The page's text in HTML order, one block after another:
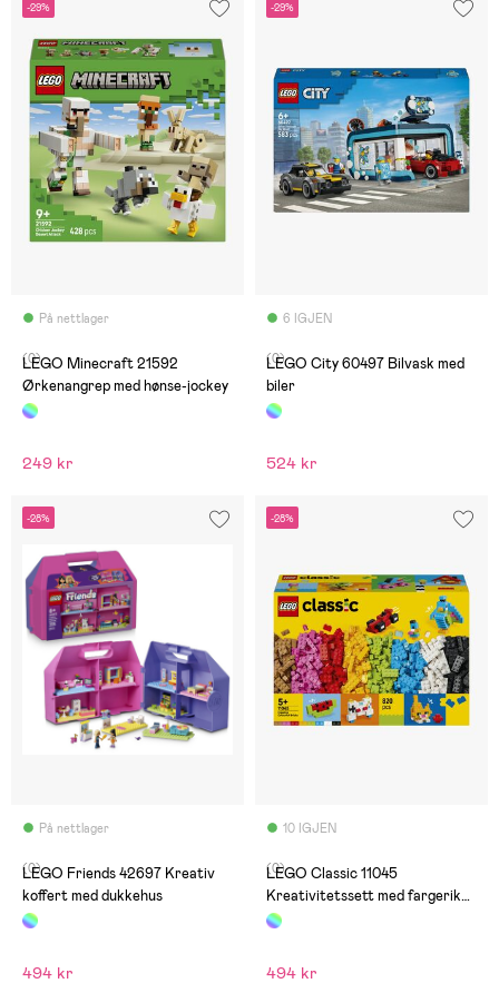
-29%
På nettlager
(0)
LEGO Minecraft 21592
Ørkenangrep med hønse-jockey
249 kr
-29%
6 IGJEN
(0)
LEGO City 60497 Bilvask med
biler
524 kr
-28%
På nettlager
(0)
LEGO Friends 42697 Kreativ
koffert med dukkehus
494 kr
-28%
10 IGJEN
(0)
LEGO Classic 11045
Kreativitetssett med fargerike
klosser
494 kr